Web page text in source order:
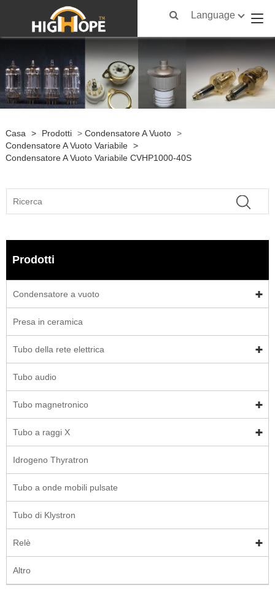
Language
Casa > Prodotti > Condensatore A Vuoto >
Condensatore A Vuoto Variabile >
Condensatore A Vuoto Variabile CVHP1000-40S
Prodotti
Condensatore a vuoto
Presa in ceramica
Tubo della rete elettrica
Tubo audio
Tubo magnetronico
Tubo a raggi X
Idrogeno Thyratron
Tubo a onde mobili pulsate
Tubo di Klystron
Relè
Altro